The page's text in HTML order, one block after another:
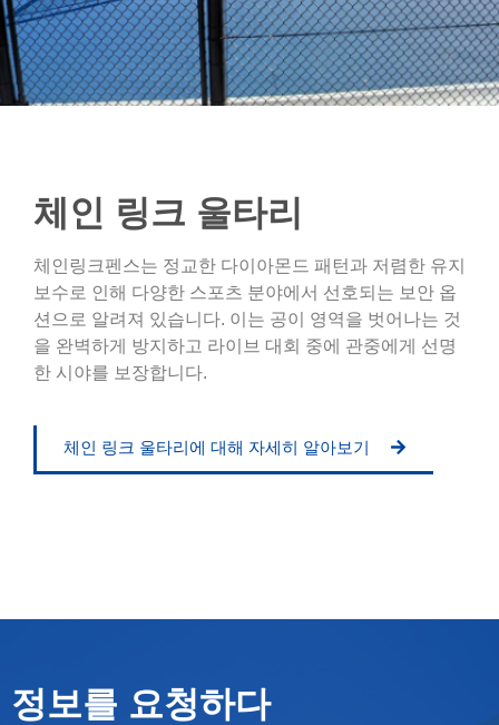
체인 링크 울타리
체인링크펜스는 정교한 다이아몬드 패턴과 저렴한 유지
보수로 인해 다양한 스포츠 분야에서 선호되는 보안 옵
션으로 알려져 있습니다. 이는 공이 영역을 벗어나는 것
을 완벽하게 방지하고 라이브 대회 중에 관중에게 선명
한 시야를 보장합니다.
체인 링크 울타리에 대해 자세히 알아보기
정보를 요청하다